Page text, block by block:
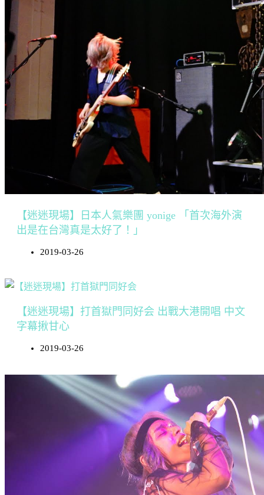
【迷迷現場】日本人氣樂團 yonige 「首次海外演
出是在台灣真是太好了！」
2019-03-26
【迷迷現場】打首獄門同好会 出戰大港開唱 中文
字幕揪甘心
2019-03-26